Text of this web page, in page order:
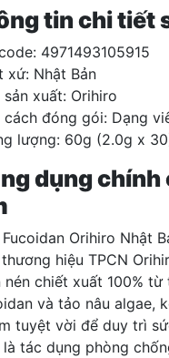
tin chi tiết
4971493105915
xứ: Nhật Bản
sản xuất: Orihiro
cách đóng gói: Dạng
lượng: 60g (2.0g x
dụng chính
Orihiro Nhật
hiệu TPCN
nén chiết xuất 100% từ
và tảo nâu algae,
tuyệt vời để duy trì
tác dụng phòng